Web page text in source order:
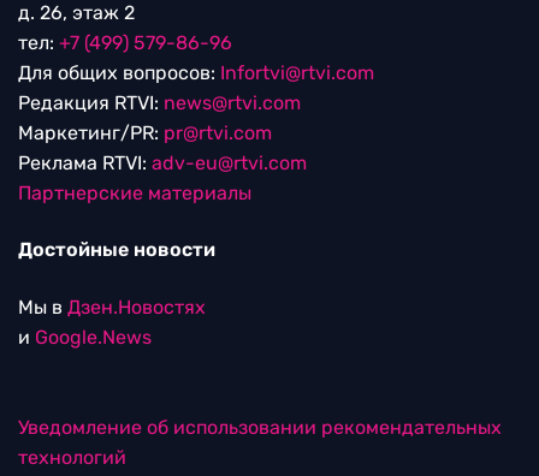
д. 26, этаж 2
тел: +7 (499) 579-86-96
Для общих вопросов: Infortvi@rtvi.com
Редакция RTVI: news@rtvi.com
Маркетинг/PR: pr@rtvi.com
Реклама RTVI: adv-eu@rtvi.com
Партнерские материалы
Достойные новости
Мы в Дзен.Новостях
и Google.News
Уведомление об использовании рекомендательных
технологий